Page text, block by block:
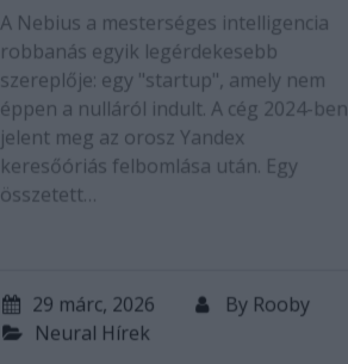
A Nebius a mesterséges intelligencia
robbanás egyik legérdekesebb
szereplője: egy "startup", amely nem
éppen a nulláról indult. A cég 2024-ben
jelent meg az orosz Yandex
keresőóriás felbomlása után. Egy
összetett…
29 márc, 2026 By Rooby
Neural Hírek